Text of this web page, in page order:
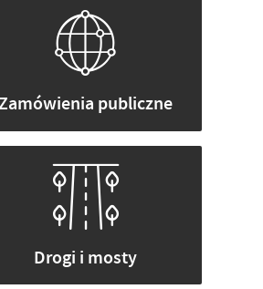
publiczne
Drogi i mosty